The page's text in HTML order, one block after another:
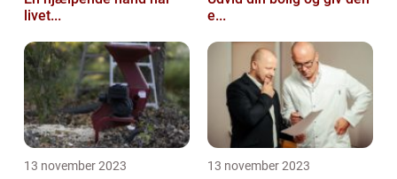
livet...
e...
13 november 2023 13 november 2023